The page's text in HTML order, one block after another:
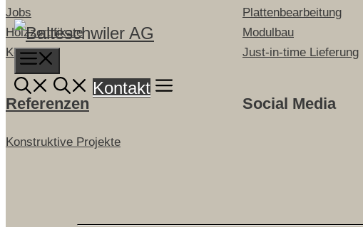
Kontakt
Jobs
Holzzertifikate
Kontakt
Plattenbearbeitung
Modulbau
Just-in-time Lieferung
Referenzen
Konstruktive Projekte
Social Media